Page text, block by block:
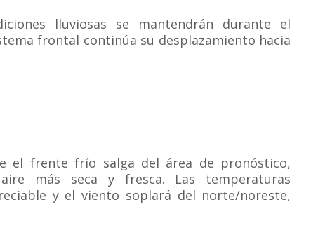
lluviosas se mantendrán durante el
frontal continúa su desplazamiento hacia
el frente frío salga del área de pronóstico,
más seca y fresca. Las temperaturas
y el viento soplará del norte/noreste,